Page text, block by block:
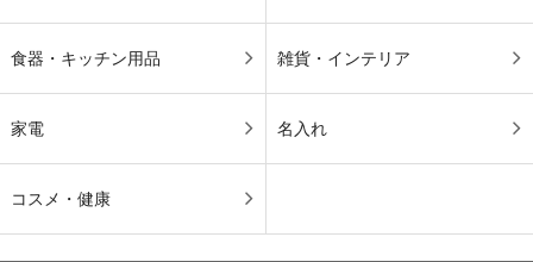
食器・キッチン用品 雑貨・インテリア
家電 名入れ
コスメ・健康